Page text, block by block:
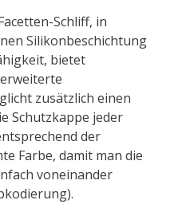
Schliff, in
Silikonbeschichtung
bietet
zusätzlich einen
Schutzkappe jeder
der
Farbe, damit man die
voneinander